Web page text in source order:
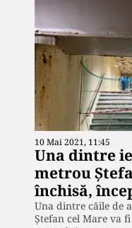
10 Mai 2021, 11:45
Una dintre
metrou
închisă,
Una dintre căile de
Ştefan cel Mare va